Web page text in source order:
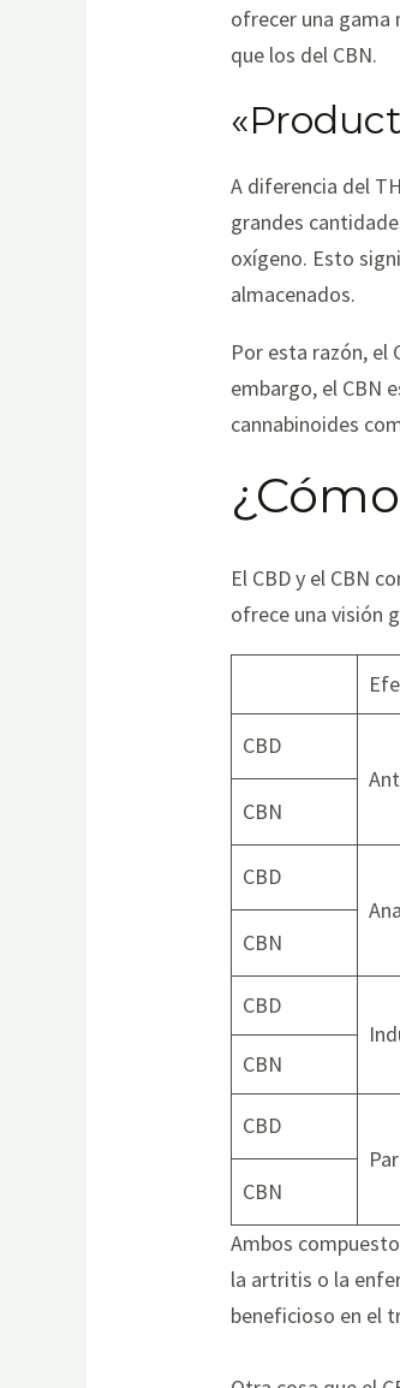
ofrecer una gama
que los del CBN.
A diferencia del
grandes
oxígeno. Esto
almacenados.
Por esta razón, el
embargo, el CBN
cannabinoides
El CBD y el CBN
ofrece una visión
CBD
CBN
CBD
CBN
CBD
CBN
CBD
CBN
Ambos
la artritis o la
beneficioso en el